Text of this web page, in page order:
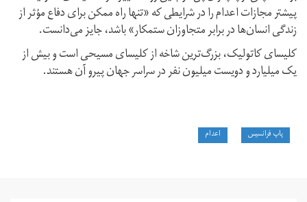
پیشتر مجازات اعدام را در شرایطی که «تنها راه ممکن برای دفاع مؤثر از
زندگی انسان‌ها در برابر متجاوزان ستمکار» باشد، جایز می‌دانست.
کلیسای کاتولیک، بزرگ‌ترین شاخه از کلیسای مسیحی است و بیش از
یک میلیارد و دویست میلیون نفر در سراسر جهان پیرو آن هستند.
پاپ فرانسیس اعدام